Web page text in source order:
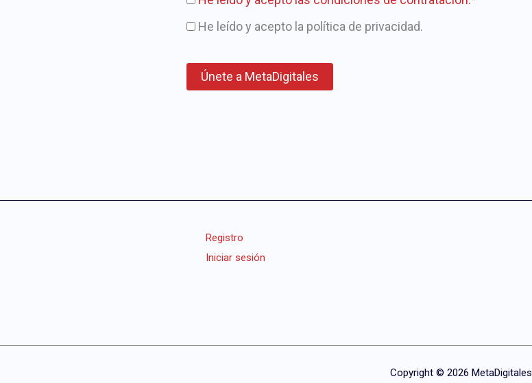
He leído y acepto la política de privacidad.
Sin valor
Registro
Iniciar sesión
Copyright © 2026 MetaDigitales